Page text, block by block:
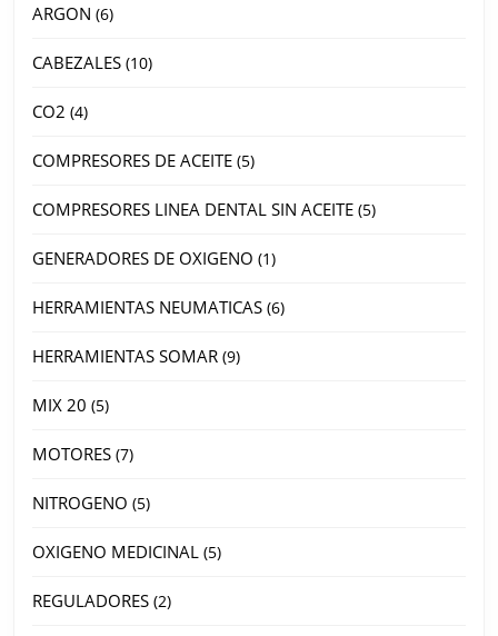
ARGON 6
CABEZALES 10
CO2 4
COMPRESORES DE ACEITE 5
COMPRESORES LINEA DENTAL SIN ACEITE 5
GENERADORES DE OXIGENO 1
HERRAMIENTAS NEUMATICAS 6
HERRAMIENTAS SOMAR 9
MIX 20 5
MOTORES 7
NITROGENO 5
OXIGENO MEDICINAL 5
REGULADORES 2